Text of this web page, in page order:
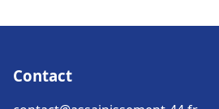
Contact